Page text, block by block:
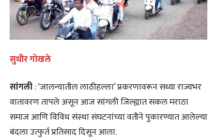
सुधीर गोखले
सांगली: ‘जालन्यातील लाठीहल्ला’ प्रकरणावरून सध्या राज्यभर
वातावरण तापले असून आज सांगली जिल्ह्यात सकल मराठा
समाज आणि विविध संस्था संघटनांच्या वतीने पुकारण्यात आलेल्या
बंदला उत्फुर्त प्रतिसाद दिसून आला.